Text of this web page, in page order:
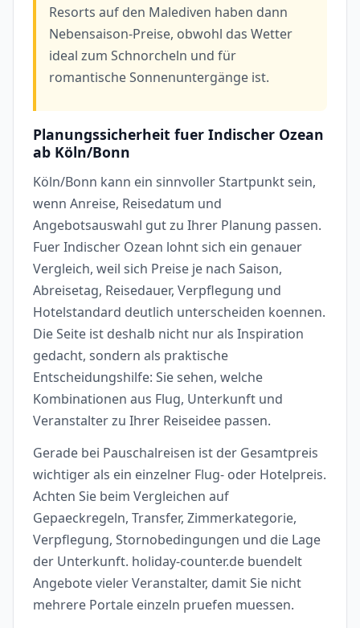
Resorts auf den Malediven haben dann
Nebensaison-Preise, obwohl das Wetter
ideal zum Schnorcheln und für
romantische Sonnenuntergänge ist.
Planungssicherheit fuer Indischer Ozean
ab Köln/Bonn
Köln/Bonn kann ein sinnvoller Startpunkt sein,
wenn Anreise, Reisedatum und
Angebotsauswahl gut zu Ihrer Planung passen.
Fuer Indischer Ozean lohnt sich ein genauer
Vergleich, weil sich Preise je nach Saison,
Abreisetag, Reisedauer, Verpflegung und
Hotelstandard deutlich unterscheiden koennen.
Die Seite ist deshalb nicht nur als Inspiration
gedacht, sondern als praktische
Entscheidungshilfe: Sie sehen, welche
Kombinationen aus Flug, Unterkunft und
Veranstalter zu Ihrer Reiseidee passen.
Gerade bei Pauschalreisen ist der Gesamtpreis
wichtiger als ein einzelner Flug- oder Hotelpreis.
Achten Sie beim Vergleichen auf
Gepaeckregeln, Transfer, Zimmerkategorie,
Verpflegung, Stornobedingungen und die Lage
der Unterkunft. holiday-counter.de buendelt
Angebote vieler Veranstalter, damit Sie nicht
mehrere Portale einzeln pruefen muessen.